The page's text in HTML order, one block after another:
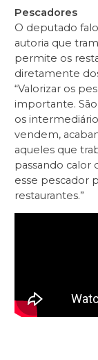
Pescadores
O deputado
autoria que
permite os
diretamente
“Valorizar os
importante.
os
vendem,
aqueles que
passando calor
esse pescador
restaurantes.”